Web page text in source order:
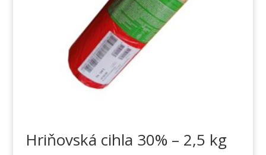
Hriňovská cihla 30% – 2,5 kg